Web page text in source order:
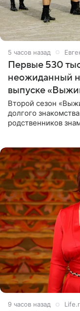
5 часов назад
Первые 530
неожиданный
выпуске
Второй сезон
долгого
родственников
9 часов назад